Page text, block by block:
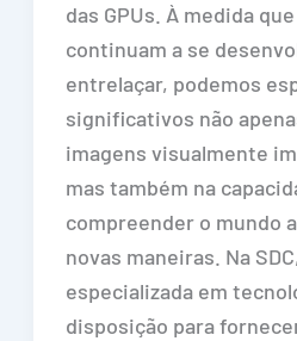
das GPUs. À medida
continuam a se
entrelaçar, podemos
significativos não
imagens visualmente
mas também na
compreender o mundo
novas maneiras. Na
especializada em
disposição para